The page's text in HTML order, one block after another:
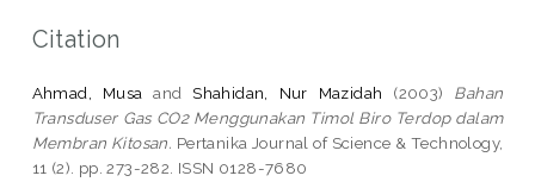
Citation
Ahmad, Musa andShahidan, Nur Mazidah (2003) Bahan
Transduser Gas CO2 Menggunakan Timol Biro Terdop dalam
Membran Kitosan. Pertanika Journal of Science & Technology,
11 (2). pp. 273-282. ISSN 0128-7680